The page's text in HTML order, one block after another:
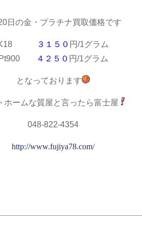
日の金・プラチナ買取価格です
３１５０ 円/1グラム
４２５０ 円/1グラム
となっております
ホームな質屋と言ったら富士屋
048-822-4354
http://www.fujiya78.com/